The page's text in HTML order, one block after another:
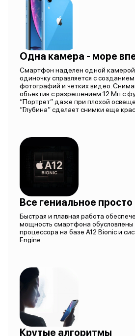
Одна камера - море
Смартфон наделен одной
одиночку справляется с
фотографий и четких видео.
объектив с разрешением 12 Мп с
“Портрет” даже при плохой
“Глубина” сделает снимки еще
Все гениальное просто
Быстрая и плавная работа
мощность смартфона
процессора на базе A12 Bionic и
Engine.
Крутые алгоритмы